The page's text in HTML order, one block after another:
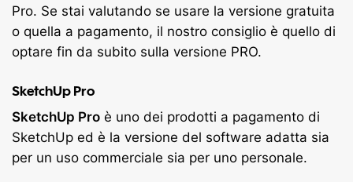
Pro. Se stai valutando se usare la versione gratuita
o quella a pagamento, il nostro consiglio è quello di
optare fin da subito sulla versione PRO.
SketchUp Pro
SketchUp Pro è uno dei prodotti a pagamento di
SketchUp ed è la versione del software adatta sia
per un uso commerciale sia per uno personale.